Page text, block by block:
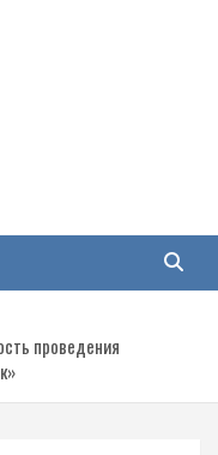
война
в Новороссии, ДНР,
проведения